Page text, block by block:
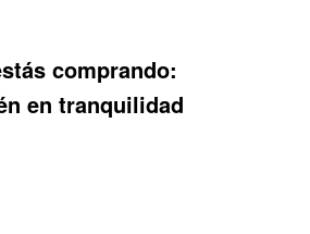
comprando:
en tranquilidad